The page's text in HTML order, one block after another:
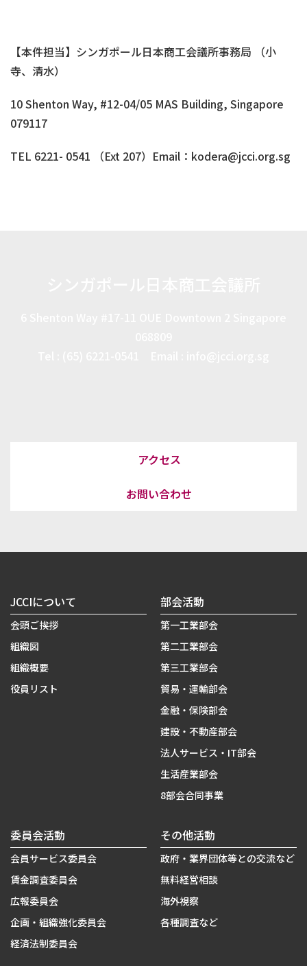
【本件担当】シンガポール日本商工会議所事務局 （小
寺、清水）
10 Shenton Way, #12-04/05 MAS Building, Singapore
079117
TEL 6221- 0541 （Ext 207）Email：kodera@jcci.org.sg
アクセス
お問い合わせ
JCCIについて
会頭ご挨拶
組織図
組織概要
役員リスト
部会活動
第一工業部会
第二工業部会
第三工業部会
貿易・運輸部会
金融・保険部会
建設・不動産部会
法人サービス・IT部会
生活産業部会
8部会合同事業
委員会活動
会員サービス委員会
賃金調査委員会
広報委員会
企画・組織強化委員会
経済法制委員会
その他活動
政府・業界団体等との交流など
無料経営相談
海外視察
各種調査など